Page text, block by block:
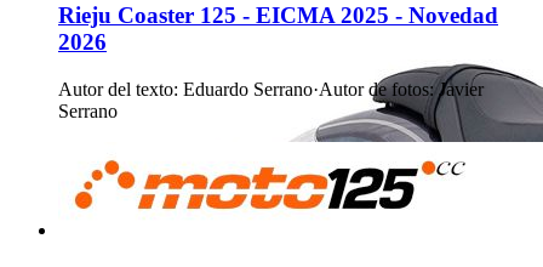
Rieju Coaster 125 - EICMA 2025 - Novedad
2026
Autor del texto: Eduardo Serrano·Autor de fotos: Javier
Serrano